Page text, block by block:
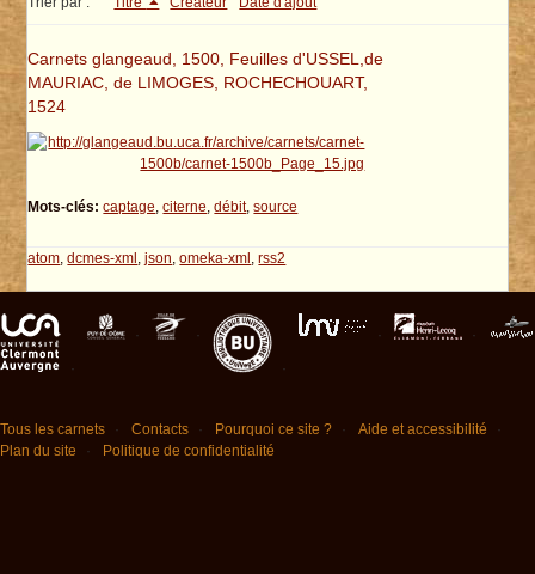
Carnets glangeaud, 1500, Feuilles d'USSEL,de
MAURIAC, de LIMOGES, ROCHECHOUART,
1524
Mots-clés: captage,citerne,débit,source
atom,dcmes-xml,json,omeka-xml,rss2
Tous les carnets Contacts Pourquoi ce site ?
Aide et accessibilité
Plan du site
Politique de confidentialité